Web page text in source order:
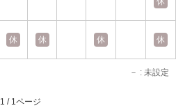
休 休 休 休
－ : 未設定
1 / 1ページ